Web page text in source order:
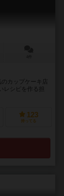
カップケーキ店
レシピを作る担
123
持ってる